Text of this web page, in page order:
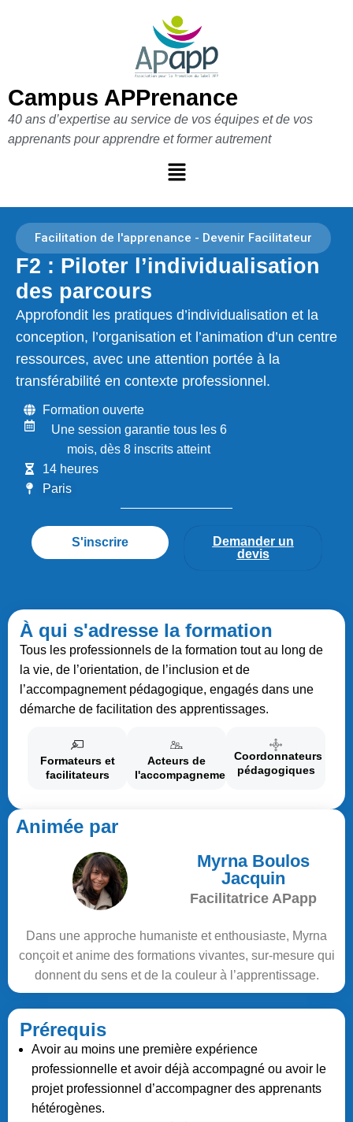
Campus APPrenance
40 ans d’expertise au service de vos équipes et de vos
apprenants pour apprendre et former autrement
Facilitation de l'apprenance - Devenir Facilitateur
F2 : Piloter l’individualisation
des parcours
Approfondit les pratiques d’individualisation et la
conception, l’organisation et l’animation d’un centre
ressources, avec une attention portée à la
transférabilité en contexte professionnel.
Formation ouverte
Une session garantie tous les 6
mois, dès 8 inscrits atteint
14 heures
Paris
S'inscrire
Demander un
devis
À qui s'adresse la formation
Tous les professionnels de la formation tout au long de
la vie, de l’orientation, de l’inclusion et de
l’accompagnement pédagogique, engagés dans une
démarche de facilitation des apprentissages.
Formateurs et
facilitateurs
Acteurs de
l'accompagnement
Coordonnateurs
pédagogiques
Animée par
Myrna Boulos
Jacquin
Facilitatrice APapp
Dans une approche humaniste et enthousiaste, Myrna
conçoit et anime des formations vivantes, sur-mesure qui
donnent du sens et de la couleur à l’apprentissage.
Prérequis
Avoir au moins une première expérience
professionnelle et avoir déjà accompagné ou avoir le
projet professionnel d’accompagner des apprenants
hétérogènes.